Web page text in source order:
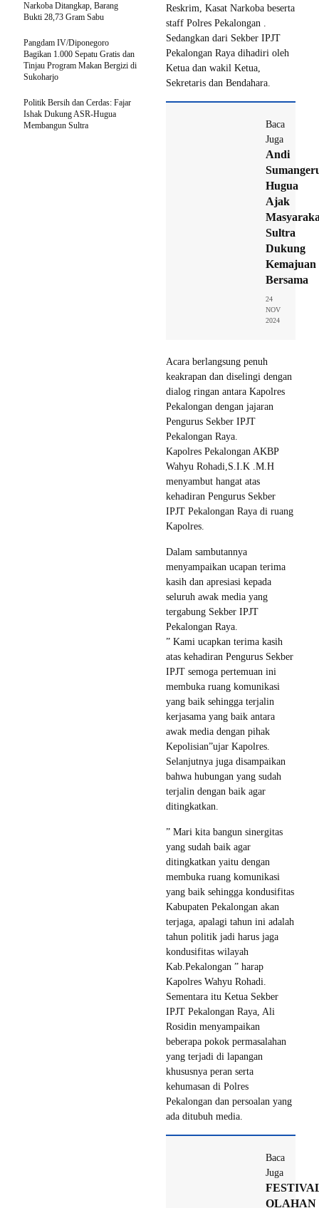
Reskrim, Kasat Narkoba beserta
staff Polres Pekalongan .
Sedangkan dari Sekber IPJT
Pekalongan Raya dihadiri oleh
Ketua dan wakil Ketua,
Sekretaris dan Bendahara.
Baca
Juga
Andi
Hugua
Ajak
Sultra
Dukung
Kemajuan
Bersama
24
NOV
2024
Acara berlangsung penuh
keakrapan dan diselingi dengan
dialog ringan antara Kapolres
Pekalongan dengan jajaran
Pengurus Sekber IPJT
Pekalongan Raya.
Kapolres Pekalongan AKBP
Wahyu Rohadi,S.I.K .M.H
menyambut hangat atas
kehadiran Pengurus Sekber
IPJT Pekalongan Raya di ruang
Kapolres.
Dalam sambutannya
menyampaikan ucapan terima
kasih dan apresiasi kepada
seluruh awak media yang
tergabung Sekber IPJT
Pekalongan Raya.
” Kami ucapkan terima kasih
atas kehadiran Pengurus Sekber
IPJT semoga pertemuan ini
membuka ruang komunikasi
yang baik sehingga terjalin
kerjasama yang baik antara
awak media dengan pihak
Kepolisian”ujar Kapolres.
Selanjutnya juga disampaikan
bahwa hubungan yang sudah
terjalin dengan baik agar
ditingkatkan.
” Mari kita bangun sinergitas
yang sudah baik agar
ditingkatkan yaitu dengan
membuka ruang komunikasi
yang baik sehingga kondusifitas
Kabupaten Pekalongan akan
terjaga, apalagi tahun ini adalah
tahun politik jadi harus jaga
kondusifitas wilayah
Kab.Pekalongan ” harap
Kapolres Wahyu Rohadi.
Sementara itu Ketua Sekber
IPJT Pekalongan Raya, Ali
Rosidin menyampaikan
beberapa pokok permasalahan
yang terjadi di lapangan
khususnya peran serta
kehumasan di Polres
Pekalongan dan persoalan yang
ada ditubuh media.
Baca
Juga
OLAHAN
Narkoba Ditangkap, Barang
Bukti 28,73 Gram Sabu
Pangdam IV/Diponegoro
Bagikan 1.000 Sepatu Gratis dan
Tinjau Program Makan Bergizi di
Sukoharjo
Politik Bersih dan Cerdas: Fajar
Ishak Dukung ASR-Hugua
Membangun Sultra